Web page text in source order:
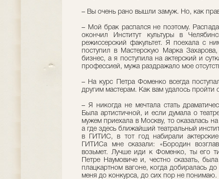
– Вы очень рано вышли замуж. Но, как
– Мой брак распался не поэтому.
окончил Институт культуры в
режиссерский факультет. Я поехала с
поступил в Мастерскую Марка
бизнес, а я поступила на актерский и
профессией, мужа раздражало мое
– На курс Петра Фоменко всегда
другим мастерам. Как вам удалось пройти
– Я никогда не мечтала стать
Была артистичной, и если думала о
мужем приехала в Москву, то оказалась
а где здесь ближайший театральный
в ГИТИС, в тот год набирали
ГИТИСа мне сказали: «Бородин
возьмет. Лучше иди к Фоменко, ты его
Петре Наумовиче и, честно сказать,
плацкартном вагоне, когда добиралась
меня до конкурса, до сих пор не понимаю.